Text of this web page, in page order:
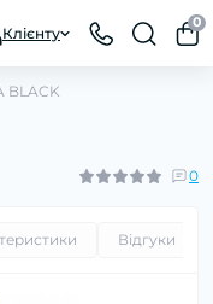
Клієнту
0
BLACK
0
Відгуки